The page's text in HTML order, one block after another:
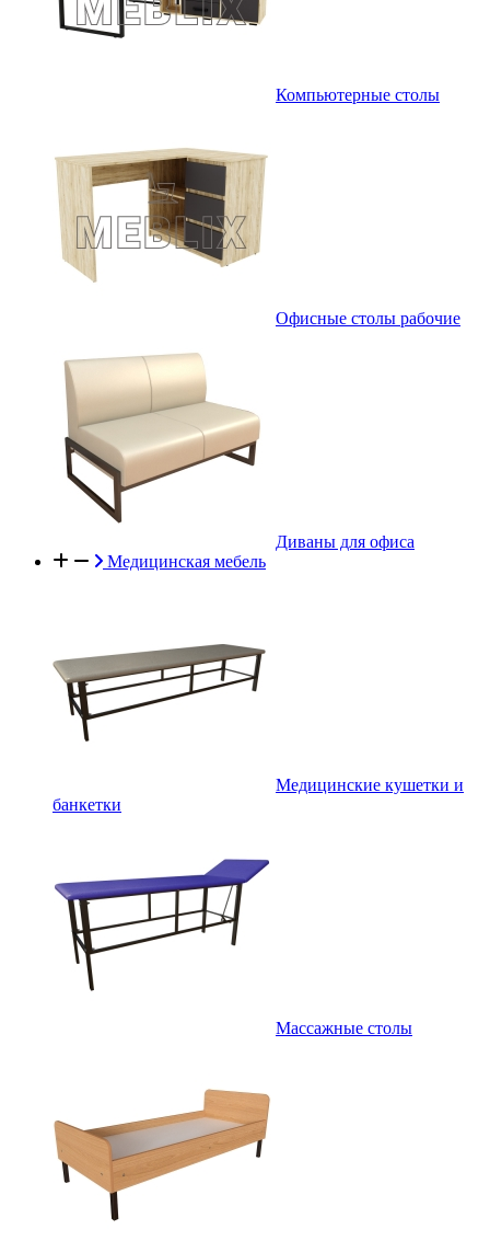
Компьютерные столы
Офисные столы рабочие
Диваны для офиса
Медицинская мебель
Медицинские кушетки и
банкетки
Массажные столы